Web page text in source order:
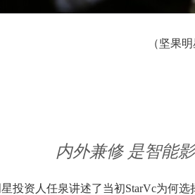
（坚果
内外兼修 是智能
投资人任泉讲述了当初StarVc为何